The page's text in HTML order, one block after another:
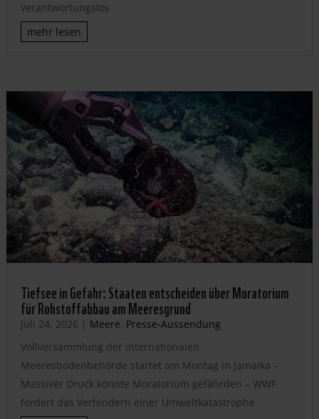
verantwortungslos
mehr lesen
Tiefsee in Gefahr: Staaten entscheiden über Moratorium
für Rohstoffabbau am Meeresgrund
Juli 24, 2026 | Meere, Presse-Aussendung
Vollversammlung der internationalen
Meeresbodenbehörde startet am Montag in Jamaika –
Massiver Druck könnte Moratorium gefährden – WWF
fordert das Verhindern einer Umweltkatastrophe